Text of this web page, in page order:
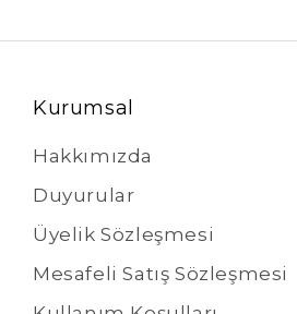
Kurumsal
Hakkımızda
Duyurular
Üyelik Sözleşmesi
Mesafeli Satış Sözleşmesi